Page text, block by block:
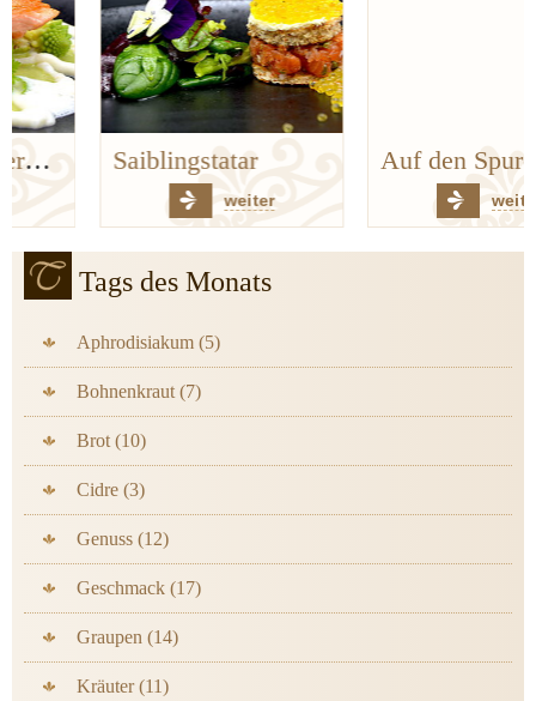
Saiblingstatar
weiter
Auf den Spuren der Bergischen Küchenklassiker
weiter
Tags des Monats
Aphrodisiakum (5)
Bohnenkraut (7)
Brot (10)
Cidre (3)
Genuss (12)
Geschmack (17)
Graupen (14)
Kräuter (11)